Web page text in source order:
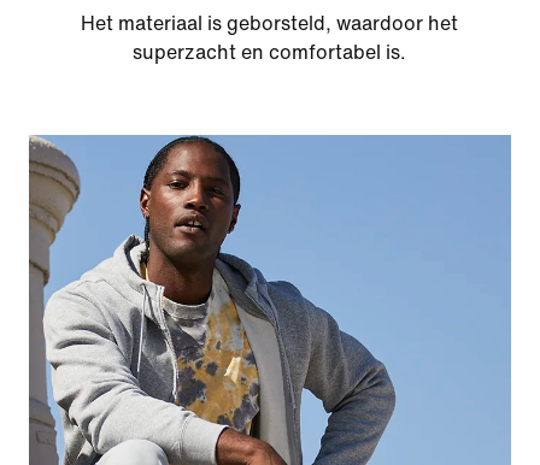
Het materiaal is geborsteld, waardoor het
superzacht en comfortabel is.